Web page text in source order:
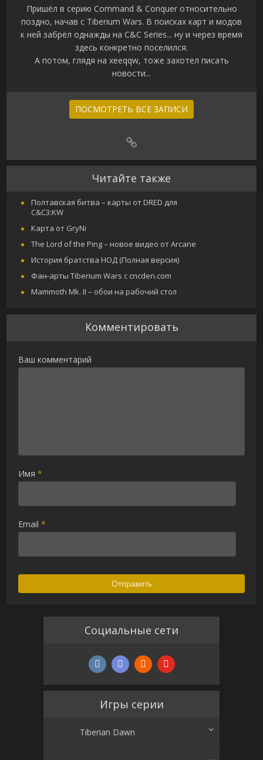
Пришёл в серию Command & Conquer относительно
поздно, начав с Tiberium Wars. В поисках карт и модов
к ней забрёл однажды на C&C Series... ну и через время
здесь конкретно поселился.
А потом, глядя на xeeqqw, тоже захотел писать
новости...
ПОСМОТРЕТЬ ВСЕ ЗАПИСИ
Читайте также
Полтавская битва – карты от DRED для
C&C3:KW
Карта от GryNi
The Lord of the Ping – новое видео от Arcane
История братства НОД (Полная версия)
Фан-арты Tiberium Wars с cncden.com
Mammoth Mk. II – обои на рабочий стол
Комментировать
Ваш комментарий
Имя*
Email*
Социальные сети
Игры серии
Tiberian Dawn